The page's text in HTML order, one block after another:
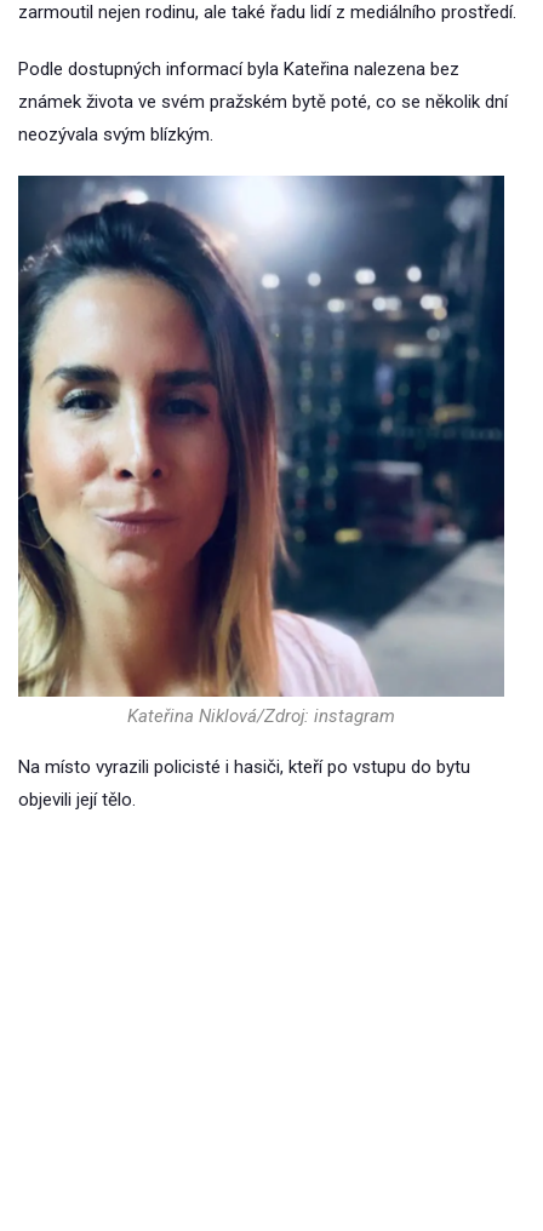
zarmoutil nejen rodinu, ale také řadu lidí z mediálního prostředí.
Podle dostupných informací byla Kateřina nalezena bez
známek života ve svém pražském bytě poté, co se několik dní
neozývala svým blízkým.
Kateřina Niklová/Zdroj: instagram
Na místo vyrazili policisté i hasiči, kteří po vstupu do bytu
objevili její tělo.